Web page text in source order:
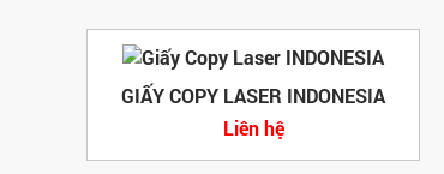
GIẤY COPY LASER INDONESIA
Liên hệ